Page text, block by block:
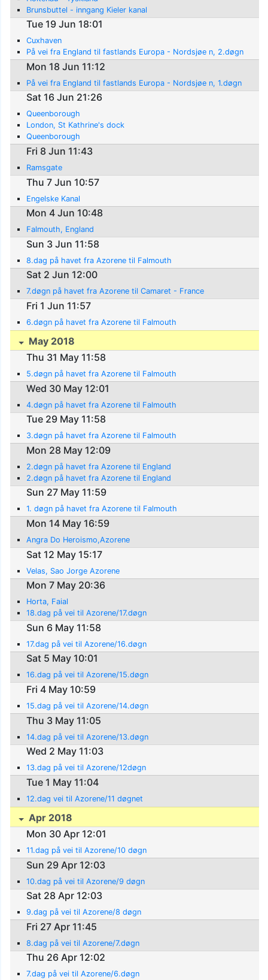
Brunsbuttel - inngang Kieler kanal
Tue 19 Jun 18:01
Cuxhaven
På vei fra England til fastlands Europa - Nordsjøe n, 2.døgn
Mon 18 Jun 11:12
På vei fra England til fastlands Europa - Nordsjøe n, 1.døgn
Sat 16 Jun 21:26
Queenborough
London, St Kathrine's dock
Queenborough
Fri 8 Jun 11:43
Ramsgate
Thu 7 Jun 10:57
Engelske Kanal
Mon 4 Jun 10:48
Falmouth, England
Sun 3 Jun 11:58
8.dag på havet fra Azorene til Falmouth
Sat 2 Jun 12:00
7.døgn på havet fra Azorene til Camaret - France
Fri 1 Jun 11:57
6.døgn på havet fra Azorene til Falmouth
May 2018
Thu 31 May 11:58
5.døgn på havet fra Azorene til Falmouth
Wed 30 May 12:01
4.døgn på havet fra Azorene til Falmouth
Tue 29 May 11:58
3.døgn på havet fra Azorene til Falmouth
Mon 28 May 12:09
2.døgn på havet fra Azorene til England
2.døgn på havet fra Azorene til England
Sun 27 May 11:59
1. døgn på havet fra Azorene til Falmouth
Mon 14 May 16:59
Angra Do Heroismo,Azorene
Sat 12 May 15:17
Velas, Sao Jorge Azorene
Mon 7 May 20:36
Horta, Faial
18.dag på vei til Azorene/17.døgn
Sun 6 May 11:58
17.dag på vei til Azorene/16.døgn
Sat 5 May 10:01
16.dag på vei til Azorene/15.døgn
Fri 4 May 10:59
15.dag på vei til Azorene/14.døgn
Thu 3 May 11:05
14.dag på vei til Azorene/13.døgn
Wed 2 May 11:03
13.dag på vei til Azorene/12døgn
Tue 1 May 11:04
12.dag vei til Azorene/11 døgnet
Apr 2018
Mon 30 Apr 12:01
11.dag på vei til Azorene/10 døgn
Sun 29 Apr 12:03
10.dag på vei til Azorene/9 døgn
Sat 28 Apr 12:03
9.dag på vei til Azorene/8 døgn
Fri 27 Apr 11:45
8.dag på vei til Azorene/7.døgn
Thu 26 Apr 12:02
7.dag på vei til Azorene/6.døgn